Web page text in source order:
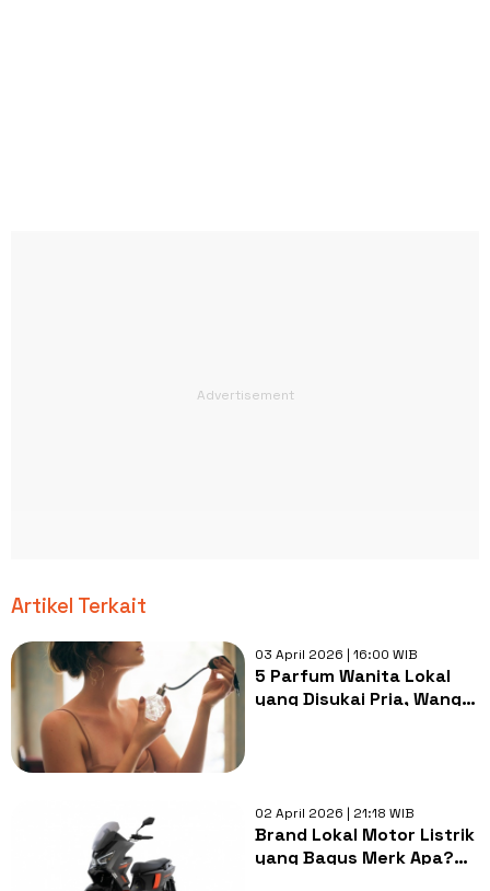
Artikel Terkait
03 April 2026 | 16:00 WIB
5 Parfum Wanita Lokal
yang Disukai Pria, Wangi
02 April 2026 | 21:18 WIB
Brand Lokal Motor Listrik
yang Bagus Merk Apa?